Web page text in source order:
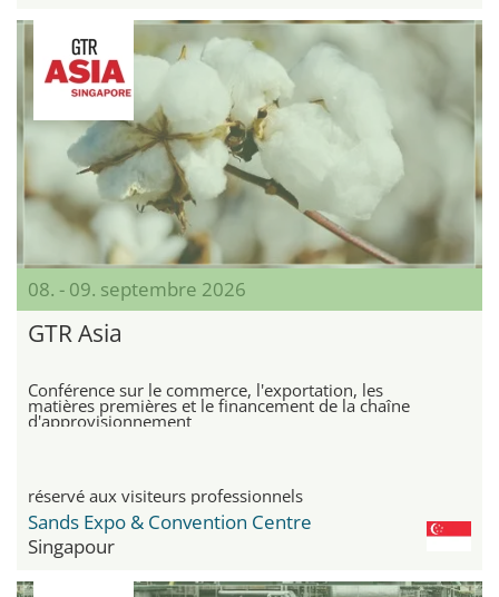
08. - 09. septembre 2026
GTR Asia
Conférence sur le commerce, l'exportation, les
matières premières et le financement de la chaîne
d'approvisionnement
réservé aux visiteurs professionnels
Sands Expo & Convention Centre
Singapour